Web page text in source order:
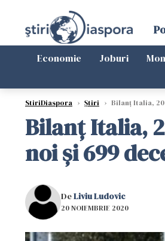
Economie Joburi
StiriDiaspora › Știri › Bilanț Italia, 20
Bilanț Italia,
noi și 699
DeLiviu Ludovic
20 NOIEMBRIE 2020